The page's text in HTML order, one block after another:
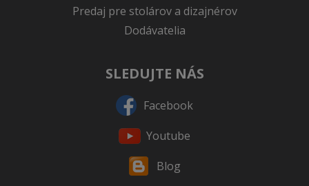
Predaj pre stolárov a dizajnérov
Dodávatelia
SLEDUJTE NÁS
Facebook
Youtube
Blog